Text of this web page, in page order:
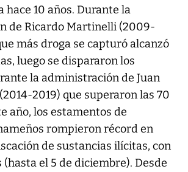
hace 10 años. Durante la
de Ricardo Martinelli (2009-
más droga se capturó alcanzó
luego se dispararon los
la administración de Juan
2019) que superaron las 70
año, los estamentos de
rompieron récord en
de sustancias ilícitas, con
(hasta el 5 de diciembre). Desde